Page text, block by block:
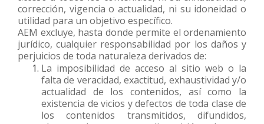
corrección, vigencia o actualidad, ni su idoneidad o
utilidad para un objetivo específico.
AEM excluye, hasta donde permite el ordenamiento
jurídico, cualquier responsabilidad por los daños y
perjuicios de toda naturaleza derivados de:
La imposibilidad de acceso al sitio web o la
falta de veracidad, exactitud, exhaustividad y/o
actualidad de los contenidos, así como la
existencia de vicios y defectos de toda clase de
los contenidos transmitidos, difundidos,